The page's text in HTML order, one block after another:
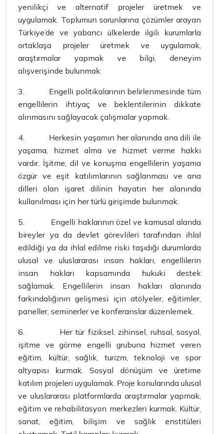
yenilikçi ve alternatif projeler üretmek ve
uygulamak. Toplumun sorunlarına çözümler arayan
Türkiye’de ve yabancı ülkelerde ilgili kurumlarla
ortaklaşa projeler üretmek ve uygulamak,
araştırmalar yapmak ve bilgi, deneyim
alışverişinde bulunmak.
3.
Engelli politikalarının belirlenmesinde tüm
engellilerin ihtiyaç ve beklentilerinin dikkate
alınmasını sağlayacak çalışmalar yapmak.
4.
Herkesin yaşamın her alanında ana dili ile
yaşama, hizmet alma ve hizmet verme hakkı
vardır, İşitme, dil ve konuşma engellilerin yaşama
özgür ve eşit katılımlarının sağlanması ve ana
dilleri olan işaret dilinin hayatın her alanında
kullanılması için her türlü girişimde bulunmak.
5.
Engelli haklarının özel ve kamusal alanda
bireyler ya da devlet görevlileri tarafından ihlal
edildiği ya da ihlal edilme riski taşıdığı durumlarda
ulusal ve uluslararası insan hakları, engellilerin
insan hakları kapsamında hukuki destek
sağlamak. Engellilerin insan hakları alanında
farkındalığının gelişmesi için atölyeler, eğitimler,
paneller, seminerler ve konferanslar düzenlemek.
6.
Her tür fiziksel, zihinsel, ruhsal, sosyal,
işitme ve görme engelli grubuna hizmet veren
eğitim, kültür, sağlık, turizm, teknoloji ve spor
altyapısı kurmak. Sosyal dönüşüm ve üretime
katılım projeleri uygulamak. Proje konularında ulusal
ve uluslararası platformlarda araştırmalar yapmak,
eğitim ve rehabilitasyon merkezleri kurmak. Kültür,
sanat, eğitim, bilişim ve sağlık enstitüleri